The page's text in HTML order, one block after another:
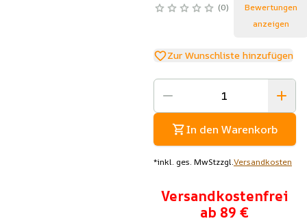
0
Bewertungen
anzeigen
Zur Wunschliste hinzufügen
In den Warenkorb
*inkl. ges. MwStzzgl.Versandkosten
Versandkostenfrei
ab 89 €